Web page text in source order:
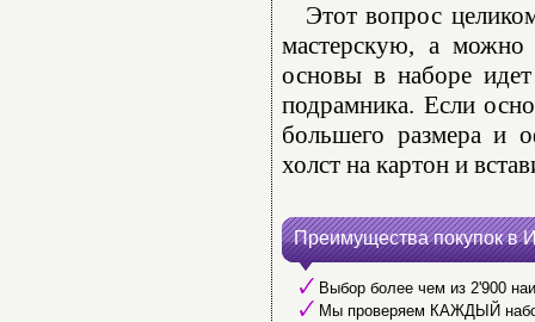
Этот вопрос
мастерскую, а можно
основы в наборе
подрамника. Если
большего размера и
холст на картон и
Преимущества покупок в
Выбор более чем из 2'900
Мы проверяем КАЖДЫЙ набор